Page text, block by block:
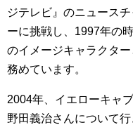
ジテレビ』のニュース
ーに挑戦し、1997年の
のイメージキャラクタ
務めています。
2004年、イエローキャ
野田義治さんについて